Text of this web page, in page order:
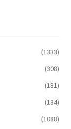
(1333)
(308)
(181)
(134)
(1088)